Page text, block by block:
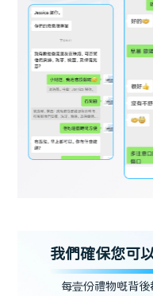
我們確保您可
每壹份禮物嘅背